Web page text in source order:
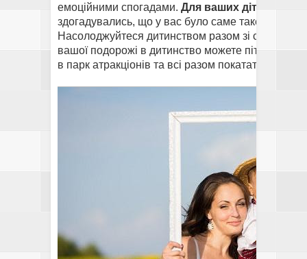
емоційними спогадами. Для ваших дітей це
здогадувались, що у вас було саме таке
Насолоджуйтеся дитинством разом зі своїми
вашої подорожі в дитинство можете піти до
в парк атракціонів та всі разом покататися там.